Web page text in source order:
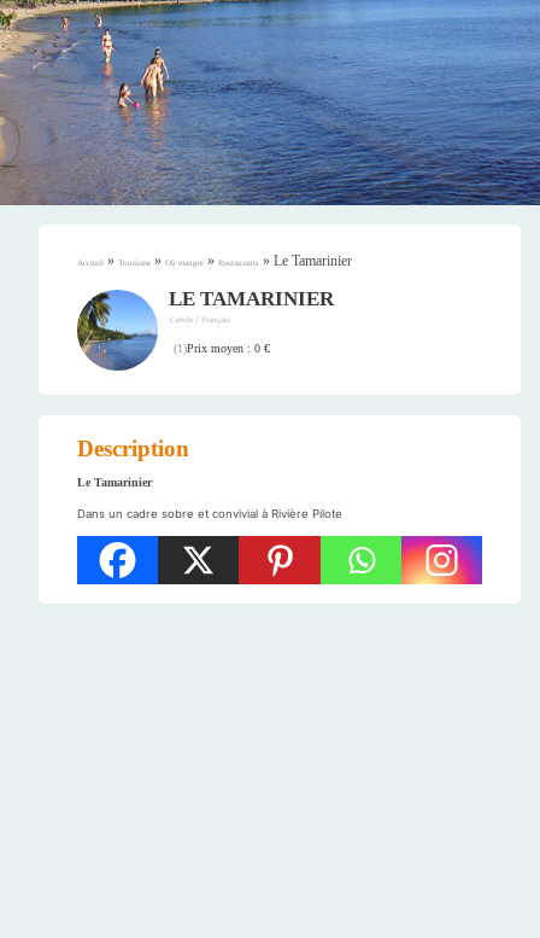
Accueil » Tourisme » Où manger » Restaurants » Le Tamarinier
LE TAMARINIER
Créole / Français
(1)Prix moyen : 0 €
Description
Le Tamarinier
Dans un cadre sobre et convivial à Rivière Pilote